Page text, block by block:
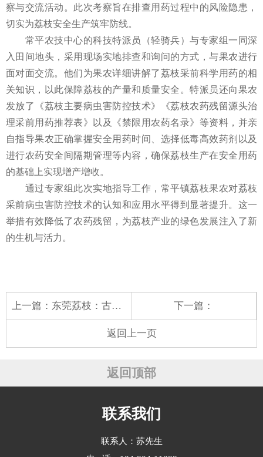
察与交流活动。此次考察旨在排查用药过程中的风险隐患，
切实为荔枝安全生产筑牢防线。
常平农技中心的科技特派员（轻骑兵）与专家组一同深
入田间地头，采用现场实地排查和询问的方式，与果农进行
面对面交流。他们为果农详细讲解了荔枝采前科学用药的相
关知识，以此保障荔枝的产量和质量安全。特派员还向果农
发放了《荔枝主要病虫害防控技术》《荔枝农药残留源头治
理采前用药推荐表》以及《禁限用农药名录》等资料，并亲
自指导果农正确掌握安全用药时间、选择低毒高效药剂以及
进行农药安全间隔期管理等内容，确保荔枝生产在安全用药
的基础上实现增产增收。
通过专家组此次实地指导工作，常平镇荔枝果农对荔枝
采前病虫害防控技术的认知和应用水平得到显著提升。这一
举措有效降低了农药残留，为荔枝产业的绿色发展注入了新
的生机与活力。
上一篇： 东莞荔枝：古韵国潮，焕新“荔”史风华 下一篇：
返回上一页
返回顶部
联系我们
联系人：苏先生